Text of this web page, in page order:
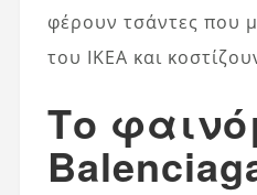
φέρουν τσάντες που
του ΙΚΕΑ και
Το